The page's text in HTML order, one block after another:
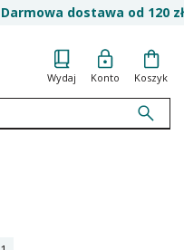
Darmowa dostawa od 120 zł
Wydaj Konto Koszyk